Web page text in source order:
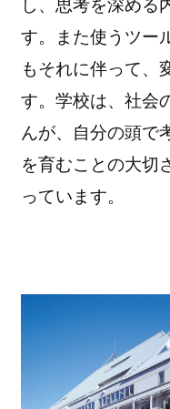
し、思考を深める
す。また使うツー
もそれに伴って、
す。学校は、社会
んが、自分の頭で
を育むことの大切
っています。